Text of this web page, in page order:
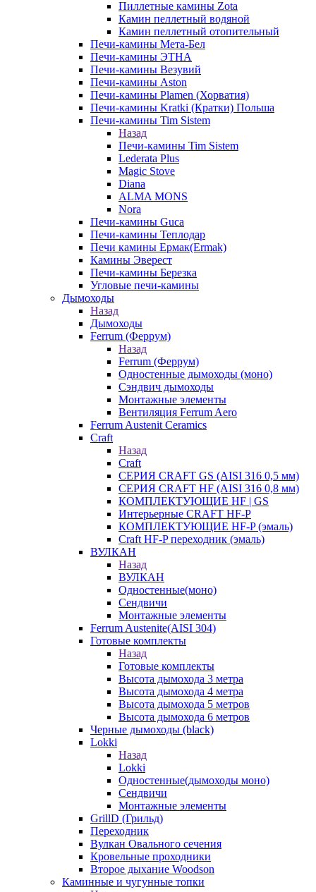
Пиллетные камины Zota
Камин пеллетный водяной
Камин пеллетный отопительный
Печи-камины Мета-Бел
Печи-камины ЭТНА
Печи-камины Везувий
Печи-камины Aston
Печи-камины Plamen (Хорватия)
Печи-камины Kratki (Кратки) Польша
Печи-камины Tim Sistem
Назад
Печи-камины Tim Sistem
Lederata Plus
Magic Stove
Diana
ALMA MONS
Nora
Печи-камины Guca
Печи-камины Теплодар
Печи камины Ермак(Ermak)
Камины Эверест
Печи-камины Березка
Угловые печи-камины
Дымоходы
Назад
Дымоходы
Ferrum (Феррум)
Назад
Ferrum (Феррум)
Одностенные дымоходы (моно)
Сэндвич дымоходы
Монтажные элементы
Вентиляция Ferrum Aero
Ferrum Austenit Ceramics
Craft
Назад
Craft
СЕРИЯ CRAFT GS (AISI 316 0,5 мм)
СЕРИЯ CRAFT HF (AISI 316 0,8 мм)
КОМПЛЕКТУЮЩИЕ HF | GS
Интерьерные CRAFT HF-P
КОМПЛЕКТУЮЩИЕ HF-P (эмаль)
Craft HF-P переходник (эмаль)
ВУЛКАН
Назад
ВУЛКАН
Одностенные(моно)
Сендвичи
Монтажные элементы
Ferrum Austenite(AISI 304)
Готовые комплекты
Назад
Готовые комплекты
Высота дымохода 3 метра
Высота дымохода 4 метра
Высота дымохода 5 метров
Высота дымохода 6 метров
Черные дымоходы (black)
Lokki
Назад
Lokki
Одностенные(дымоходы моно)
Сендвичи
Монтажные элементы
GrillD (Грильд)
Переходник
Вулкан Овального сечения
Кровельные проходники
Второе дыхание Woodson
Каминные и чугунные топки